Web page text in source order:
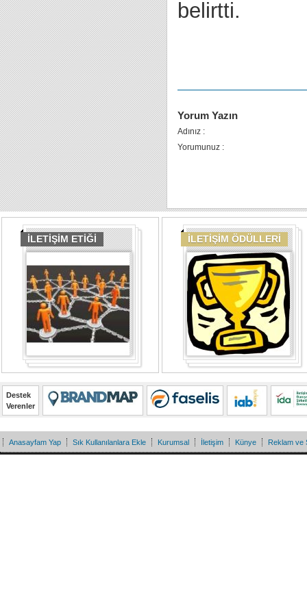
belirtti.
Yorum Yazın
Adınız :
Yorumunuz :
İLETİŞİM ETİĞİ İLETİŞİM ÖDÜLLERİ
Destek
Verenler
Anasayfam Yap Sık Kullanılanlara Ekle Kurumsal İletişim Künye Reklam ve